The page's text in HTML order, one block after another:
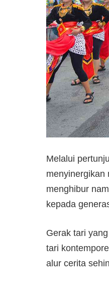
Melalui
menyinergikan
menghibur
kepada
Gerak tari
tari
alur cerita